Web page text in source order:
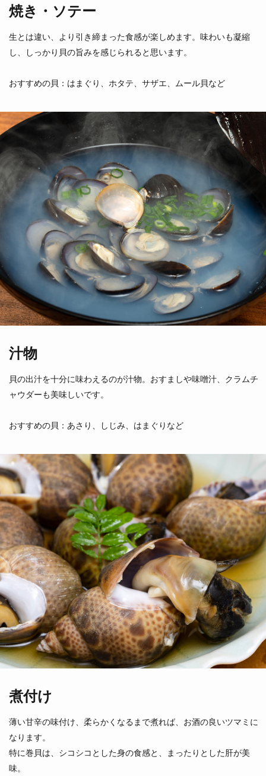
鳥貝 真螺
磯螺貝
いそつぶがい
（北海道）
黒バイ貝
くろばいがい
（千葉県他）
月日貝
つきひがい
（鹿児島県）
簾貝
すだれがい
（兵庫県他）
白貝
焼き・ソテー
生とは違い、より引き締まった食感が楽しめます。味わいも凝縮
し、しっかり貝の旨みを感じられると思います。
おすすめの貝：はまぐり、ホタテ、サザエ、ムール貝など
汁物
貝の出汁を十分に味わえるのが汁物。おすましや味噌汁、クラムチ
ャウダーも美味しいです。
おすすめの貝：あさり、しじみ、はまぐりなど
煮付け
薄い甘辛の味付け、柔らかくなるまで煮れば、お酒の良いツマミに
なります。
特に巻貝は、シコシコとした身の食感と、まったりとした肝が美
味。